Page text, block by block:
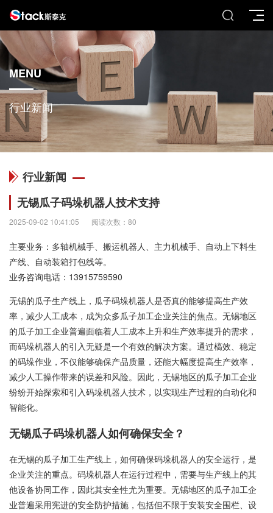
MENU
行业新闻
行业新闻
无锡瓜子码垛机器人技术支持
2025-09-02 10:41:05 阅读次数：80
主要业务：多轴机械手、搬运机器人、主力机械手、自动上下料生
产线、自动装箱打包线等。
业务咨询电话： 13915759590
无锡的瓜子生产线上，瓜子码垛机器人是否真的能够提高生产效
率，减少人工成本，成为众多瓜子加工企业关注的焦点。无锡地区
的瓜子加工企业普遍面临着人工成本上升和生产效率提升的需求，
而码垛机器人的引入无疑是一个有效的解决方案。通过槁效、稳定
的码垛作业，不仅能够确保产品质量，还能大幅度提高生产效率，
减少人工操作带来的误差和风险。因此，无锡地区的瓜子加工企业
纷纷开始探索和引入码垛机器人技术，以实现生产过程的自动化和
智能化。
无锡瓜子码垛机器人如何确保安全？
在无锡的瓜子加工生产线上，如何确保码垛机器人的安全运行，是
企业关注的重点。码垛机器人在运行过程中，需要与生产线上的其
他设备协同工作，因此其安全性尤为重要。无锡地区的瓜子加工企
业普遍采用宪进的安全防护措施，包括但不限于安装安全围栏、设